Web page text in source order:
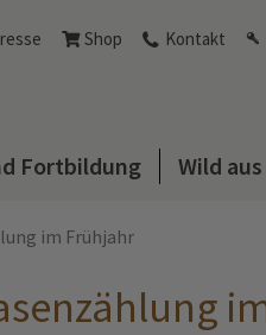
Shop Kontakt
Fortbildung Wild aus
im Frühjahr